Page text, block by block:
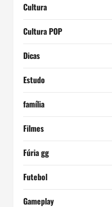
Cultura
Cultura POP
Dicas
Estudo
família
Filmes
Fúria gg
Futebol
Gameplay